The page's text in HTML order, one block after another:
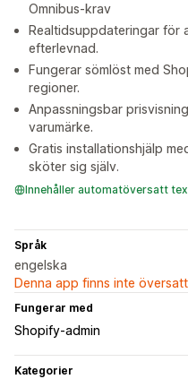
Omnibus-krav
Realtidsuppdateringar för
efterlevnad.
Fungerar sömlöst med
regioner.
Anpassningsbar
varumärke.
Gratis installationshjälp
sköter sig själv.
Innehåller automatöversatt
Språk
engelska
Denna app finns inte
Fungerar med
Shopify-admin
Kategorier